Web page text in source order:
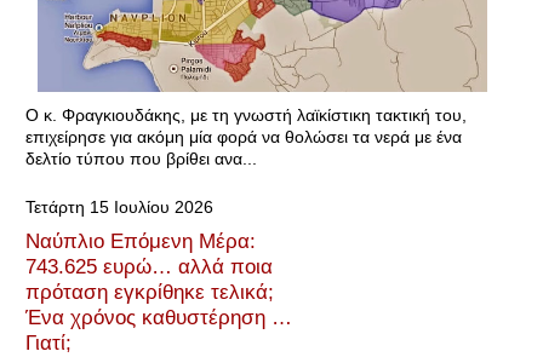
Ο κ. Φραγκιουδάκης, με τη γνωστή λαϊκίστικη τακτική του,
επιχείρησε για ακόμη μία φορά να θολώσει τα νερά με ένα
δελτίο τύπου που βρίθει ανα...
Τετάρτη 15 Ιουλίου 2026
Ναύπλιο Επόμενη Μέρα:
743.625 ευρώ… αλλά ποια
πρόταση εγκρίθηκε τελικά;
Ένα χρόνος καθυστέρηση …
Γιατί;